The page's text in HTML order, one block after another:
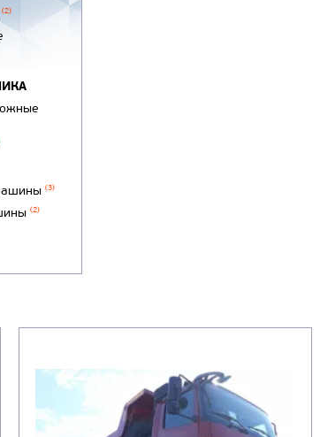
(2)
(3)
(2)